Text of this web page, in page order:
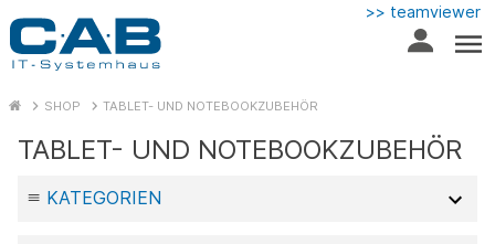
>> teamviewer
SHOP TABLET- UND NOTEBOOKZUBEHÖR
TABLET- UND NOTEBOOKZUBEHÖR
KATEGORIEN